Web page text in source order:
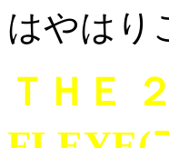
はやはり
ＴＨＥ